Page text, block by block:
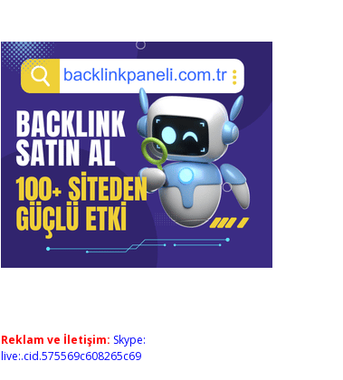
Reklam ve İletişim: Skype:
live:.cid.575569c608265c69